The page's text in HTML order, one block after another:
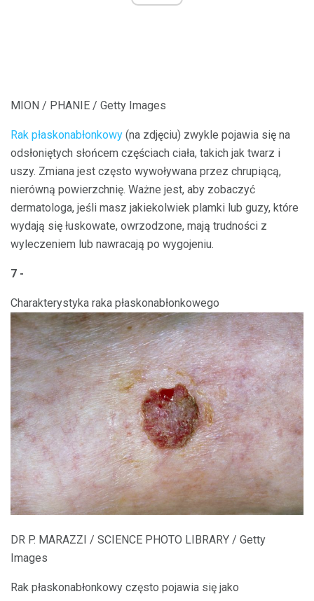
MION / PHANIE / Getty Images
Rak płaskonabłonkowy (na zdjęciu) zwykle pojawia się na
odsłoniętych słońcem częściach ciała, takich jak twarz i
uszy. Zmiana jest często wywoływana przez chrupiącą,
nierówną powierzchnię. Ważne jest, aby zobaczyć
dermatologa, jeśli masz jakiekolwiek plamki lub guzy, które
wydają się łuskowate, owrzodzone, mają trudności z
wyleczeniem lub nawracają po wygojeniu.
7 -
Charakterystyka raka płaskonabłonkowego
DR P. MARAZZI / SCIENCE PHOTO LIBRARY / Getty
Images
Rak płaskonabłonkowy często pojawia się jako